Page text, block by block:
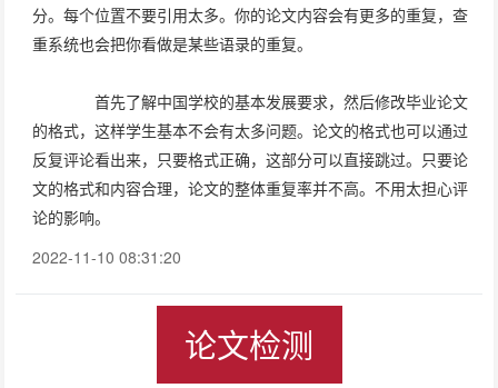
分。每个位置不要引用太多。你的论文内容会有更多的重复，查
重系统也会把你看做是某些语录的重复。
首先了解中国学校的基本发展要求，然后修改毕业论文
的格式，这样学生基本不会有太多问题。论文的格式也可以通过
反复评论看出来，只要格式正确，这部分可以直接跳过。只要论
文的格式和内容合理，论文的整体重复率并不高。不用太担心评
论的影响。
2022-11-10 08:31:20
论文检测